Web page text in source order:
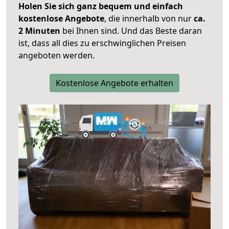
Holen Sie sich ganz bequem und einfach
kostenlose Angebote, die innerhalb von nurca.
2 Minuten bei Ihnen sind. Und das Beste daran
ist, dass all dies zu erschwinglichen Preisen
angeboten werden.
Kostenlose Angebote erhalten